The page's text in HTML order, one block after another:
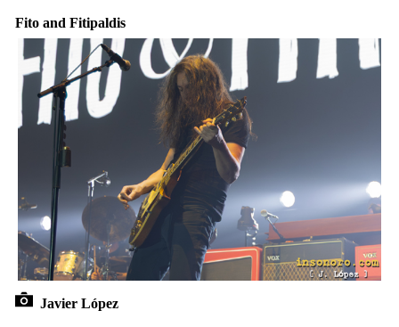
Fito and Fitipaldis
Javier López